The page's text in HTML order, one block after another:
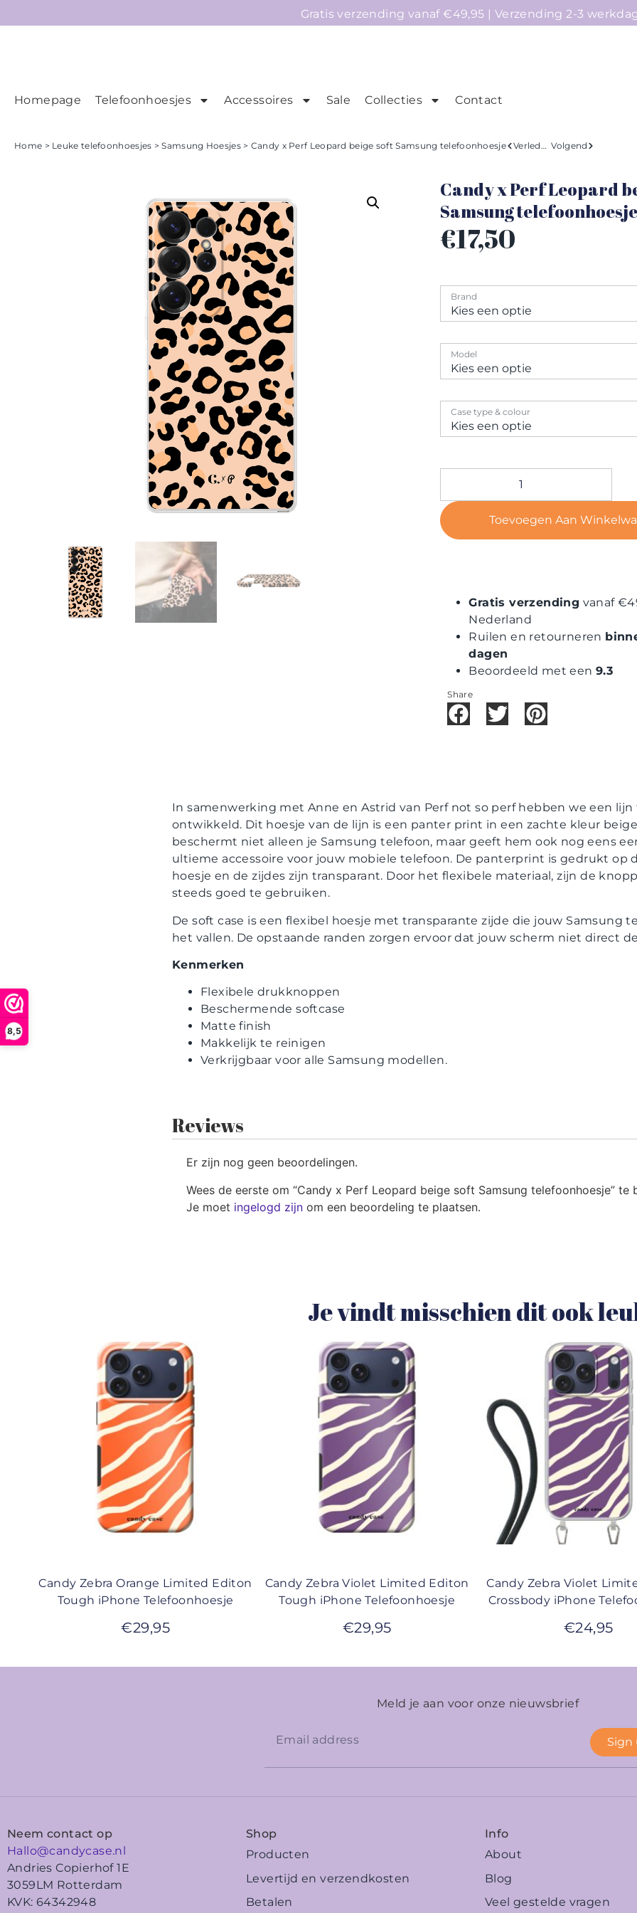
8,5
Gratis verzending vanaf €49,95 | Verzending 2-3
Homepage Telefoonhoesjes Accessoires Sale Collecties Contact
Home > Leuke telefoonhoesjes >Samsung Hoesjes> Candy x Perf Leopard beige soft Samsung telefoonhoesje Verleden Volgend
Candy x Perf Leopard
Samsung telefoonhoesje
€17,50
Brand
Model
Case type & colour
Toevoegen Aan
Gratis verzending vanaf
Nederland
Ruilen en retourneren
dagen
Beoordeeld met een9.3
Share
In samenwerking met Anne en Astrid van Perf not so perf hebben we een
ontwikkeld. Dit hoesje van de lijn is een panter print in een zachte kleur
beschermt niet alleen je Samsung telefoon, maar geeft hem ook nog eens
ultieme accessoire voor jouw mobiele telefoon. De panterprint is gedrukt op
hoesje en de zijdes zijn transparant. Door het flexibele materiaal, zijn de
steeds goed te gebruiken.
De soft case is een flexibel hoesje met transparante zijde die jouw Samsung
het vallen. De opstaande randen zorgen ervoor dat jouw scherm niet direct
Kenmerken
Flexibele drukknoppen
Beschermende softcase
Matte finish
Makkelijk te reinigen
Verkrijgbaar voor alle Samsung modellen.
Reviews
Er zijn nog geen beoordelingen.
Wees de eerste om “Candy x Perf Leopard beige soft Samsung telefoonhoesje” te
Je moet ingelogd zijn om een beoordeling te plaatsen.
Je vindt misschien dit ook
Candy Zebra Orange Limited Editon
Tough iPhone Telefoonhoesje
€29,95
Candy Zebra Violet Limited Editon
Tough iPhone Telefoonhoesje
€29,95
Candy Zebra Violet
Crossbody iPhone
€24,95
Meld je aan voor onze nieuwsbrief
Sign
Neem contact op
Hallo@candycase.nl
Andries Copierhof 1E
3059LM Rotterdam
KVK: 64342948
Shop
Producten
Levertijd en verzendkosten
Betalen
Info
About
Blog
Veel gestelde vragen